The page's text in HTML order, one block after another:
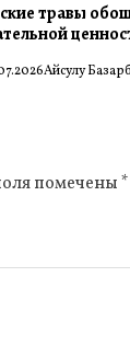
травы
Айсулу
помечены*